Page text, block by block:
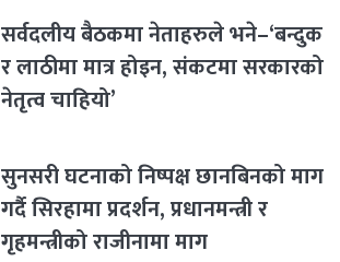
सर्वदलीय बैठकमा नेताहरुले भने–‘बन्दुक
र लाठीमा मात्र होइन, संकटमा सरकारको
नेतृत्व चाहियो’
सुनसरी घटनाको निष्पक्ष छानबिनको माग
गर्दै सिरहामा प्रदर्शन, प्रधानमन्त्री र
गृहमन्त्रीको राजीनामा माग